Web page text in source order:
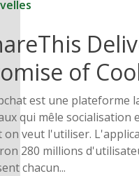
of
est une plateforme
qui mêle socialisation
on veut l'utiliser.
280 millions
chacun...